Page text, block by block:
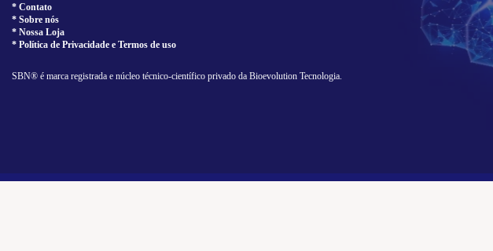
* Contato
* Sobre nós
* Nossa Loja
* Política de Privacidade e Termos de uso
SBN® é marca registrada e núcleo técnico-científico privado da Bioevolution Tecnologia.